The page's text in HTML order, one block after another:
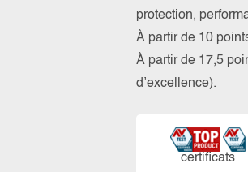
protection,
À partir de 10
À partir de 17,5
d’excellence).
certi­ficats